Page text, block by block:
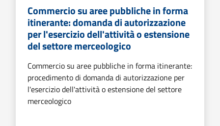
Commercio su aree pubbliche in forma
itinerante: domanda di autorizzazione
per l'esercizio dell'attività o estensione
del settore merceologico
Commercio su aree pubbliche in forma itinerante:
procedimento di domanda di autorizzazione per
l'esercizio dell'attività o estensione del settore
merceologico